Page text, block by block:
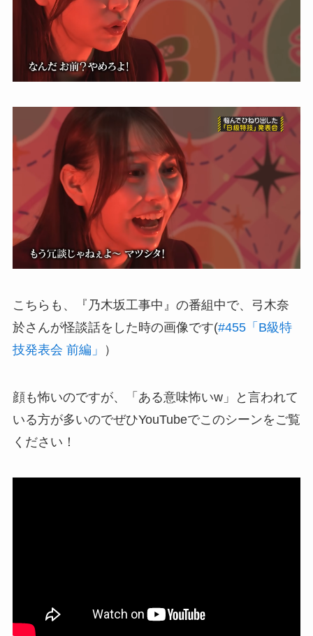
こちらも、『乃木坂工事中』の番組中で、弓木奈
於さんが怪談話をした時の画像です(#455「B級特
技発表会 前編」
）
顔も怖いのですが、「ある意味怖いw」と言われて
いる方が多いのでぜひYouTubeでこのシーンをご覧
ください！